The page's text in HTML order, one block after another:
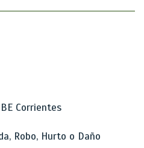
Corrientes
Robo, Hurto o Daño